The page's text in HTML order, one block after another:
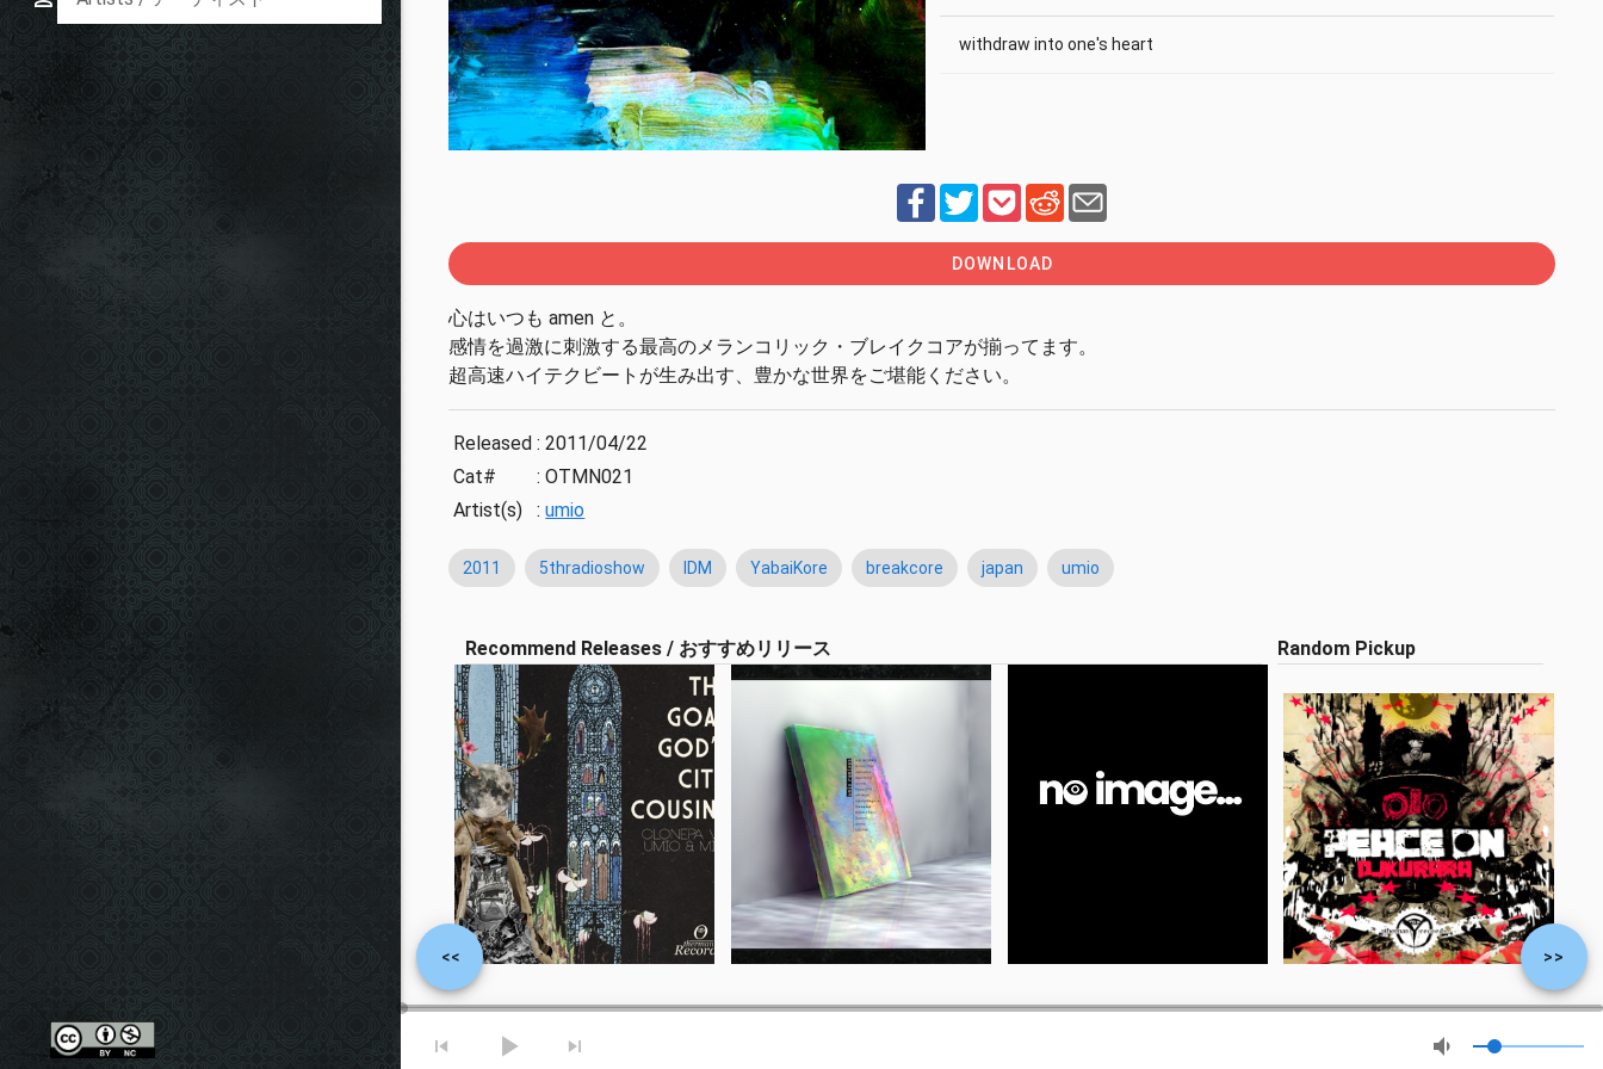
withdraw into one's heart
DOWNLOAD
心はいつも amen と。
感情を過激に刺激する最高のメランコリック・ブレイクコアが揃ってます。
超高速ハイテクビートが生み出す、豊かな世界をご堪能ください。
Released : 2011/04/22
Cat#
: OTMN021
Artist(s)
: umio
2011 5thradioshow IDM YabaiKore breakcore japan umio
Recommend Releases / おすすめリリース Random Pickup
<< >>